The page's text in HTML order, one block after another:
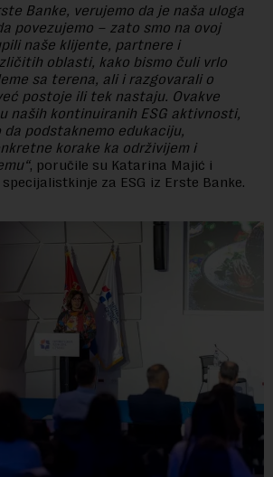
Banke, verujemo da je naša uloga
povezujemo – zato smo na ovoj
naše klijente, partnere i
oblasti, kako bismo čuli vrlo
sa terena, ali i razgovarali o
postoje ili tek nastaju. Ovakve
naših kontinuiranih ESG aktivnosti,
da podstaknemo edukaciju,
korake ka održivijem i
, poručile su Katarina Majić i
za ESG iz Erste Banke.